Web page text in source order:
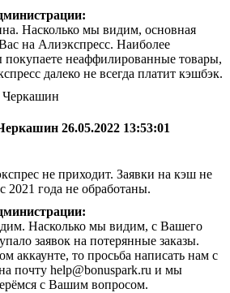
Насколько мы видим, основная
на Алиэкспресс. Наиболее
покупаете неаффилированные товары,
далеко не всегда платит кэшбэк.
26.05.2022 13:53:01
не приходит. Заявки на кэш не
2021 года не обработаны.
Насколько мы видим, с Вашего
заявок на потерянные заказы.
аккаунте, то просьба написать нам с
почту help@bonuspark.ru и мы
с Вашим вопросом.